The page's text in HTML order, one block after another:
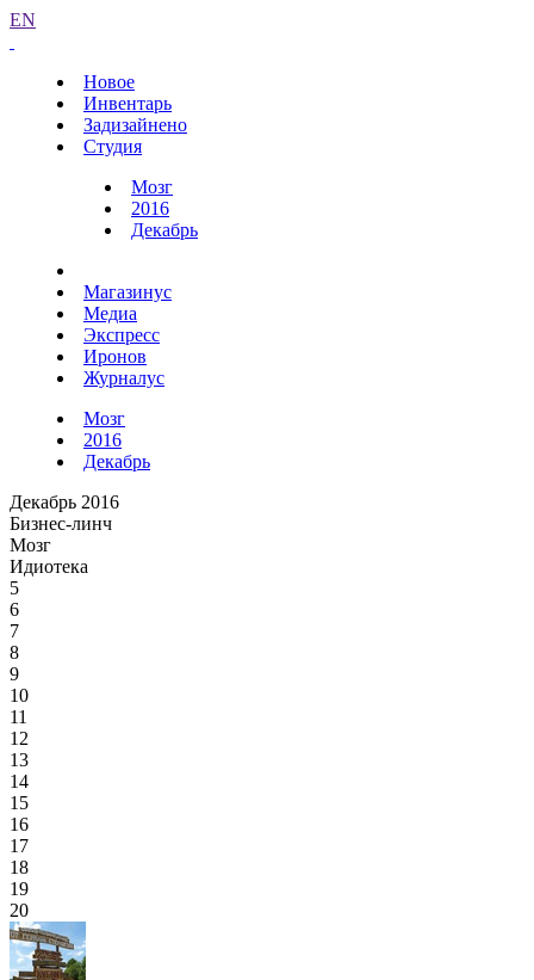
EN
Новое
Инвентарь
Задизайнено
Студия
Мозг
2016
Декабрь
Магазинус
Медиа
Экспресс
Иронов
Журналус
Мозг
2016
Декабрь
Декабрь 2016
Бизнес-линч
Мозг
Идиотека
5
6
7
8
9
10
11
12
13
14
15
16
17
18
19
20